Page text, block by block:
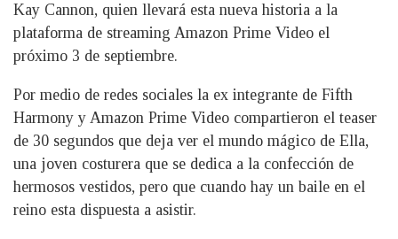
Kay Cannon, quien llevará esta nueva historia a la
plataforma de streaming Amazon Prime Video el
próximo 3 de septiembre.
Por medio de redes sociales la ex integrante de Fifth
Harmony y Amazon Prime Video compartieron el teaser
de 30 segundos que deja ver el mundo mágico de Ella,
una joven costurera que se dedica a la confección de
hermosos vestidos, pero que cuando hay un baile en el
reino esta dispuesta a asistir.